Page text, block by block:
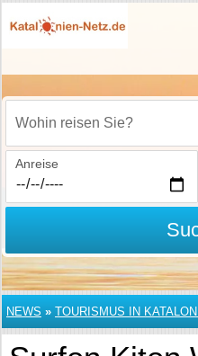
Wohin reisen Sie?
Anreise
NEWS » TOURISMUS IN